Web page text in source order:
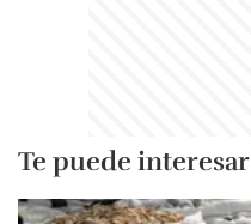
Te puede interesar